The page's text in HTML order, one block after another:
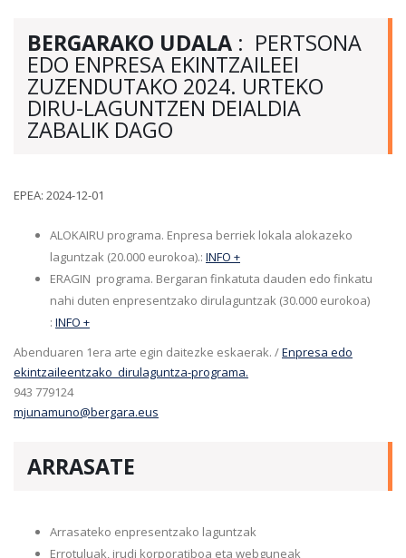
BERGARAKO UDALA : PERTSONA
EDO ENPRESA EKINTZAILEEI
ZUZENDUTAKO 2024. URTEKO
DIRU-LAGUNTZEN DEIALDIA
ZABALIK DAGO
EPEA: 2024-12-01
ALOKAIRU programa. Enpresa berriek lokala alokazeko
laguntzak (20.000 eurokoa).: INFO +
ERAGIN programa. Bergaran finkatuta dauden edo finkatu
nahi duten enpresentzako dirulaguntzak (30.000 eurokoa)
: INFO +
Abenduaren 1era arte egin daitezke eskaerak. /Enpresa edo
ekintzaileentzako dirulaguntza-programa.
943 779124
mjunamuno@bergara.eus
ARRASATE
Arrasateko enpresentzako laguntzak
Errotuluak, irudi korporatiboa eta webguneak